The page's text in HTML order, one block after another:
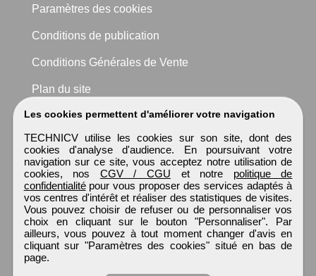
Les cookies permettent d'améliorer votre navigation
TECHNICV utilise les cookies sur son site, dont des
cookies d'analyse d'audience. En poursuivant votre
navigation sur ce site, vous acceptez notre utilisation de
cookies, nos CGV / CGU et notre politique de
confidentialitépour vous proposer des services adaptés à
vos centres d'intérêt et réaliser des statistiques de visites.
Vous pouvez choisir de refuser ou de personnaliser vos
choix en cliquant sur le bouton "Personnaliser". Par
ailleurs, vous pouvez à tout moment changer d'avis en
cliquant sur "Paramètres des cookies" situé en bas de
page.
Paramètres des cookies
Conditions de publication
Conditions Générales de Vente
Plan du site